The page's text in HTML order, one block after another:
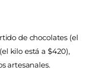
de chocolates (el
kilo está a $420),
artesanales.